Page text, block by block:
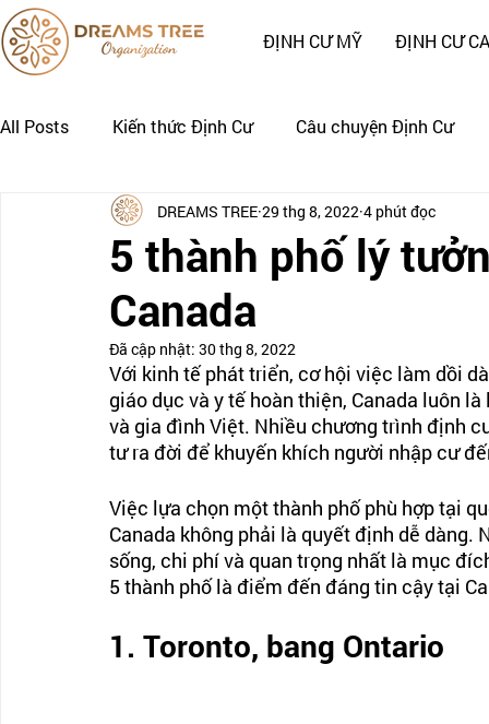
ĐỊNH CƯ MỸ ĐỊNH CƯ
All Posts Kiến thức Định Cư Câu chuyện Định Cư
Nhật Ký Định Cư của Khách Hàng CÂU CHUYỆN
5 thành phố lý
Canada
DREAMS TREE 29 thg 8, 2022 4 phút đọc
Đã cập nhật: 30 thg 8, 2022
Với kinh tế phát triển, cơ hội việc làm dồi
giáo dục và y tế hoàn thiện, Canada luôn
và gia đình Việt. Nhiều chương trình định
tư ra đời để khuyến khích người nhập cư
Việc lựa chọn một thành phố phù hợp tại
Canada không phải là quyết định dễ
sống, chi phí và quan trọng nhất là mục
5 thành phố là điểm đến đáng tin cậy tại
1. Toronto, bang Ontario